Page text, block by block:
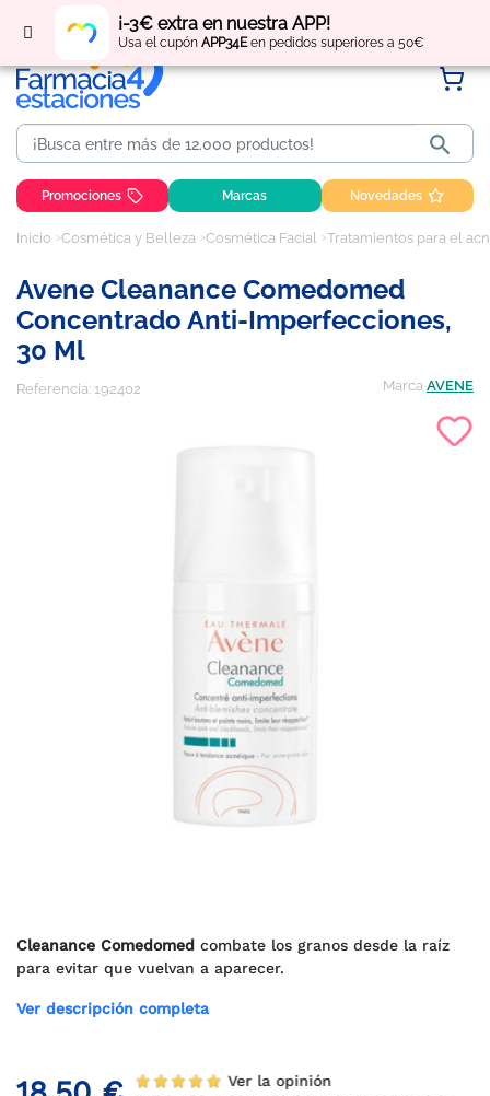
¡-3€ extra en nuestra APP!
Usa el cupón APP34Een pedidos superiores a 50€
Regístratey obtén puntos por tus compras

Promociones Marcas Novedades
Inicio Cosmética y Belleza Cosmética Facial Tratamientos para el
Avene Cleanance Comedomed
Concentrado Anti-Imperfecciones,
30 Ml
Referencia: 192402 Marca AVENE
Cleanance Comedomed combate los granos desde la raíz
para evitar que vuelvan a aparecer.
Ver descripción completa
Ver la opinión